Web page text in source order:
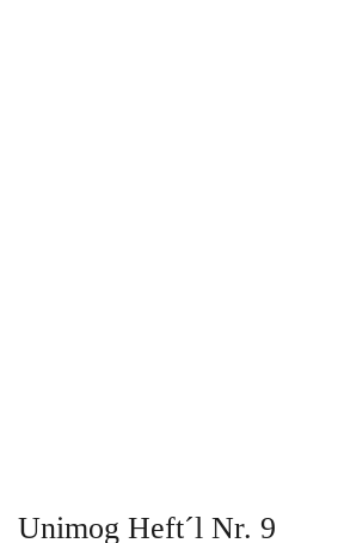
Unimog Heft´l Nr. 9